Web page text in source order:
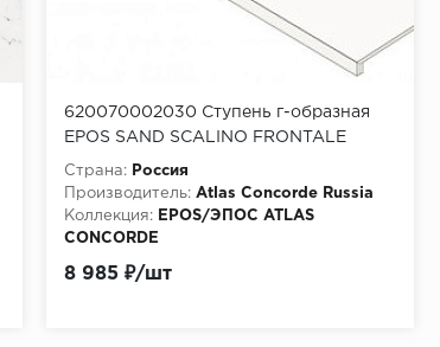
620070002030 Ступень г-образная
EPOS SAND SCALINO FRONTALE
33x120 см
Страна:
Россия
Производитель: Atlas Concorde Russia
Коллекция:
EPOS/ЭПОС ATLAS
CONCORDE
8 985 ₽/шт